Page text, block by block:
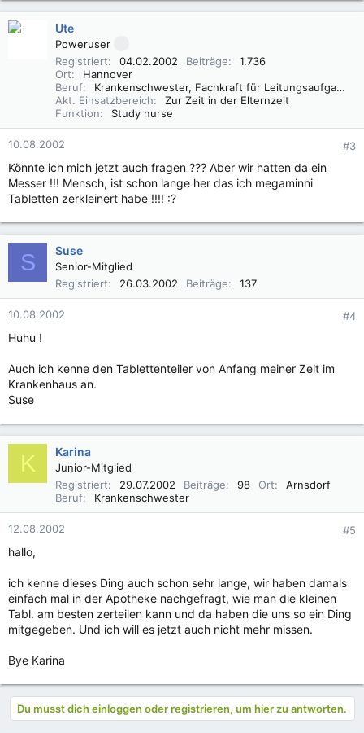
Ute
Poweruser
Registriert
04.02.2002 Beiträge
1.736
Ort
Hannover
Beruf
Krankenschwester, Fachkraft für Leitungsaufgaben in der Pflege (FLP)
Akt. Einsatzbereich
Zur Zeit in der Elternzeit
Funktion
Study nurse
10.08.2002 #3
Könnte ich mich jetzt auch fragen ??? Aber wir hatten da ein
Messer !!! Mensch, ist schon lange her das ich megaminni
Tabletten zerkleinert habe !!!! :?
S Suse
Senior-Mitglied
Registriert
26.03.2002 Beiträge 137
10.08.2002 #4
Huhu !
Auch ich kenne den Tablettenteiler von Anfang meiner Zeit im
Krankenhaus an.
Suse
K Karina
Junior-Mitglied
Registriert
29.07.2002 Beiträge 98 Ort
Arnsdorf
Beruf
Krankenschwester
12.08.2002 #5
hallo,
ich kenne dieses Ding auch schon sehr lange, wir haben damals
einfach mal in der Apotheke nachgefragt, wie man die kleinen
Tabl. am besten zerteilen kann und da haben die uns so ein Ding
mitgegeben. Und ich will es jetzt auch nicht mehr missen.
Bye Karina
Du musst dich einloggen oder registrieren, um hier zu antworten.